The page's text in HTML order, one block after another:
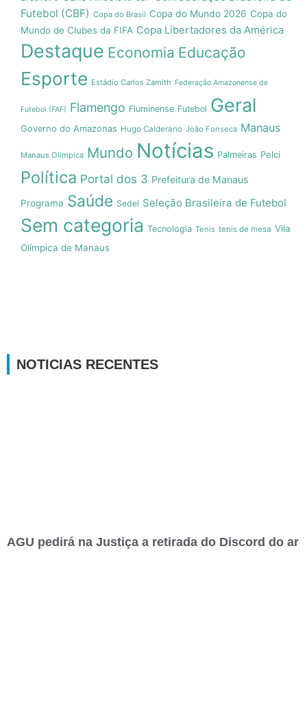
Futebol (CBF) Copa do Brasil Copa do Mundo 2026 Copa do
Mundo de Clubes da FIFA Copa Libertadores da América
Destaque Economia Educação
Esporte Estádio Carlos Zamith Federação Amazonense de
Futebol (FAF) Flamengo Fluminense Futebol Geral
Governo do Amazonas Hugo Calderano João Fonseca Manaus
Manaus Olímpica Mundo Notícias Palmeiras Pelci
Política Portal dos 3 Prefeitura de Manaus
Programa Saúde Sedel Seleção Brasileira de Futebol
Sem categoria Tecnologia Tenis tenis de mesa Vila
Olímpica de Manaus
NOTICIAS RECENTES
AGU pedirá na Justiça a retirada do Discord do ar